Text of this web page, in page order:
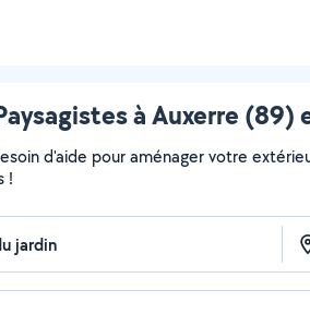
à Auxerre (89)
d'aide pour aménager votre
!